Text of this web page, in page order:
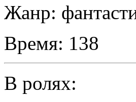
Жанр:
Время: 138
В ролях: